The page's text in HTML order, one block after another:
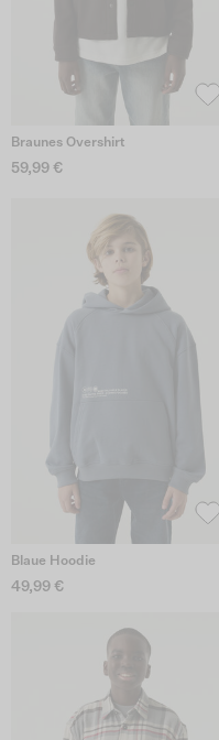
Braunes Overshirt
59,99 €
Blaue Hoodie
49,99 €